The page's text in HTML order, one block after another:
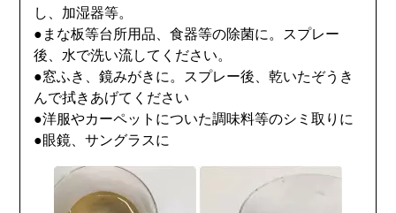
し、加湿器等。
●まな板等台所用品、食器等の除菌に。スプレー
後、水で洗い流してください。
●窓ふき、鏡みがきに。スプレー後、乾いたぞうき
んで拭きあげてください
●洋服やカーペットについた調味料等のシミ取りに
●眼鏡、サングラスに